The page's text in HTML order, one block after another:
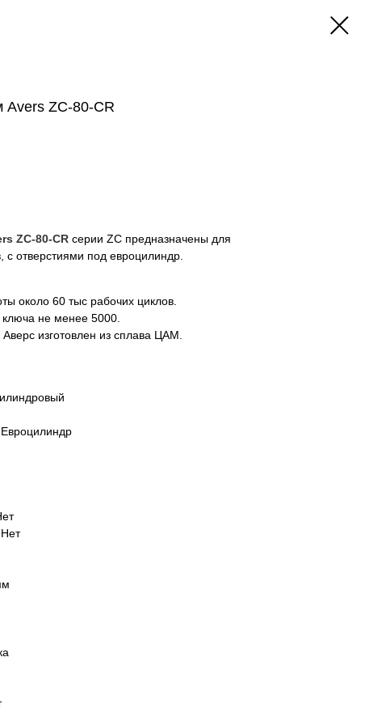
ZC-80-CR
ZC-80-CR серии ZC предназначены для
с отверстиями под евроцилиндр.
около 60 тыс рабочих циклов.
ключа не менее 5000.
изготовлен из сплава ЦАМ.